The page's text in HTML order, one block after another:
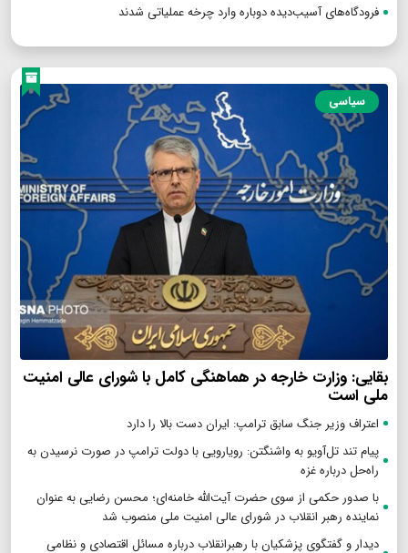
فرودگاه‌های آسیب‌دیده دوباره وارد چرخه عملیاتی شدند
سیاسی
بقایی: وزارت خارجه در هماهنگی کامل با شورای عالی امنیت
ملی است
اعتراف وزیر جنگ سابق ترامپ: ایران دست بالا را دارد
پیام تند تل‌آویو به واشنگتن: رویارویی با دولت ترامپ در صورت نرسیدن به
راه‌حل درباره غزه
با صدور حکمی از سوی حضرت آیت‌الله خامنه‌ای؛ محسن رضایی به عنوان
نماینده رهبر انقلاب در شورای عالی امنیت ملی منصوب شد
دیدار و گفتگوی پزشکیان با رهبرانقلاب درباره مسائل اقتصادی و نظامی